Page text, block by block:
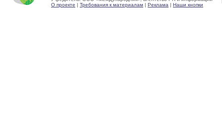
О проекте | Требования к материалам | Реклама | Наши кнопки